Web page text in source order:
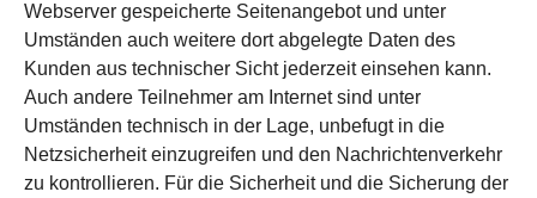
Webserver gespeicherte Seitenangebot und unter
Umständen auch weitere dort abgelegte Daten des
Kunden aus technischer Sicht jederzeit einsehen kann.
Auch andere Teilnehmer am Internet sind unter
Umständen technisch in der Lage, unbefugt in die
Netzsicherheit einzugreifen und den Nachrichtenverkehr
zu kontrollieren. Für die Sicherheit und die Sicherung der